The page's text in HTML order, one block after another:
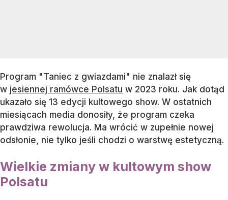
Program "Taniec z gwiazdami" nie znalazł się
w jesiennej ramówce Polsatu w 2023 roku. Jak dotąd
ukazało się 13 edycji kultowego show. W ostatnich
miesiącach media donosiły, że program czeka
prawdziwa rewolucja. Ma wrócić w zupełnie nowej
odsłonie, nie tylko jeśli chodzi o warstwę estetyczną.
Wielkie zmiany w kultowym show
Polsatu